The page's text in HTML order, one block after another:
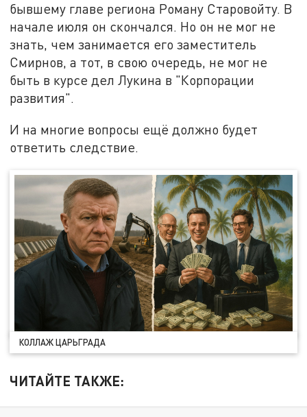
бывшему главе региона Роману Старовойту. В
начале июля он скончался. Но он не мог не
знать, чем занимается его заместитель
Смирнов, а тот, в свою очередь, не мог не
быть в курсе дел Лукина в "Корпорации
развития".
И на многие вопросы ещё должно будет
ответить следствие.
КОЛЛАЖ ЦАРЬГРАДА
ЧИТАЙТЕ ТАКЖЕ: